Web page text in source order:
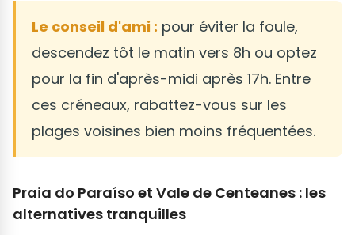
Le conseil d'ami : pour éviter la foule,
descendez tôt le matin vers 8h ou optez
pour la fin d'après-midi après 17h. Entre
ces créneaux, rabattez-vous sur les
plages voisines bien moins fréquentées.
Praia do Paraíso et Vale de Centeanes : les
alternatives tranquilles